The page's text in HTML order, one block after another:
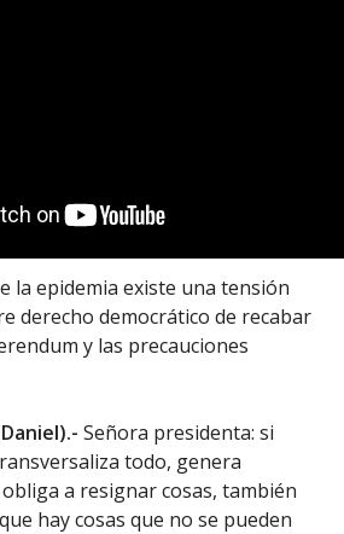
la epidemia existe una tensión
derecho democrático de recabar
y las precauciones
Señora presidenta: si
todo, genera
a resignar cosas, también
hay cosas que no se pueden